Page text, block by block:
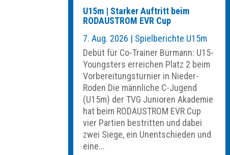
U15m | Starker Auftritt beim
RODAUSTROM EVR Cup
7. Aug. 2026 | Spielberichte U15m
Debüt für Co-Trainer Bürmann: U15-
Youngsters erreichen Platz 2 beim
Vorbereitungsturnier in Nieder-
Roden Die männliche C-Jugend
(U15m) der TVG Junioren Akademie
hat beim RODAUSTROM EVR Cup
vier Partien bestritten und dabei
zwei Siege, ein Unentschieden und
eine...